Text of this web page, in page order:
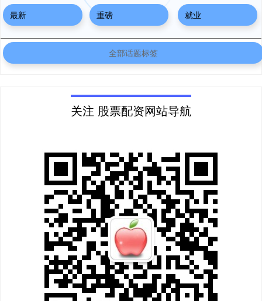
最新 重磅 就业
全部话题标签
关注 股票配资网站导航